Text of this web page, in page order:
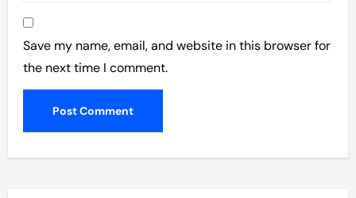
Save my name, email, and website in this browser for
the next time I comment.